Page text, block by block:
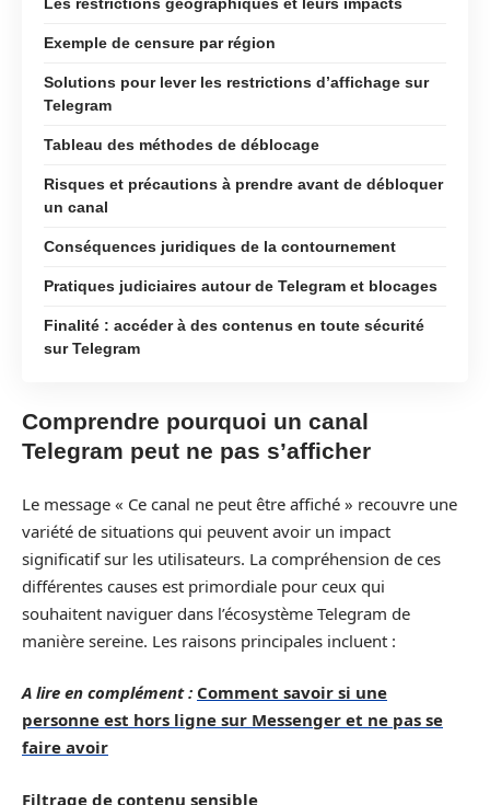
Exemple de censure par région
Solutions pour lever les restrictions d’affichage sur
Telegram
Tableau des méthodes de déblocage
Risques et précautions à prendre avant de débloquer
un canal
Conséquences juridiques de la contournement
Pratiques judiciaires autour de Telegram et blocages
Finalité : accéder à des contenus en toute sécurité
sur Telegram
Comprendre pourquoi un canal
Telegram peut ne pas s’afficher
Le message « Ce canal ne peut être affiché » recouvre une
variété de situations qui peuvent avoir un impact
significatif sur les utilisateurs. La compréhension de ces
différentes causes est primordiale pour ceux qui
souhaitent naviguer dans l’écosystème Telegram de
manière sereine. Les raisons principales incluent :
A lire en complément : Comment savoir si une
personne est hors ligne sur Messenger et ne pas se
faire avoir
Filtrage de contenu sensible